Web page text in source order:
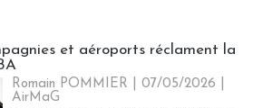
et aéroports réclament la
Romain POMMIER | 07/05/2026
AirMaG